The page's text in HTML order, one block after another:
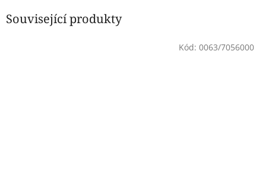
Související produkty
Kód: 0063/7056000